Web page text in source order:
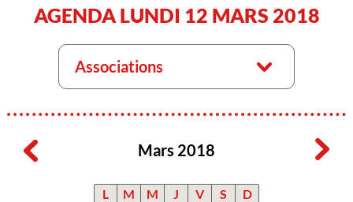
AGENDA LUNDI 12 MARS 2018
Associations
Mars 2018
L M M J V S D